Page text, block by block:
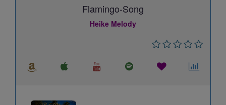
Flamingo-Song
Heike Melody